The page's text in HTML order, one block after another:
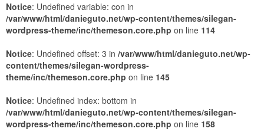
Notice: Undefined variable: con in
/var/www/html/danieguto.net/wp-content/themes/silegan-
wordpress-theme/inc/themeson.core.php on line 114
Notice: Undefined offset: 3 in /var/www/html/danieguto.net/wp-
content/themes/silegan-wordpress-
theme/inc/themeson.core.php on line 145
Notice: Undefined index: bottom in
/var/www/html/danieguto.net/wp-content/themes/silegan-
wordpress-theme/inc/themeson.core.php on line 158